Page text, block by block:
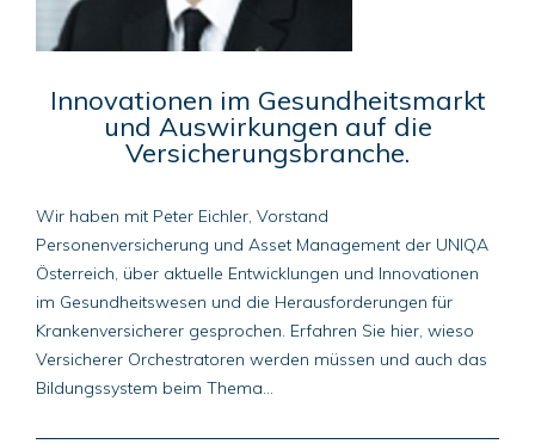
Innovationen im Gesundheitsmarkt
und Auswirkungen auf die
Versicherungsbranche.
Wir haben mit Peter Eichler, Vorstand
Personenversicherung und Asset Management der UNIQA
Österreich, über aktuelle Entwicklungen und Innovationen
im Gesundheitswesen und die Herausforderungen für
Krankenversicherer gesprochen. Erfahren Sie hier, wieso
Versicherer Orchestratoren werden müssen und auch das
Bildungssystem beim Thema...